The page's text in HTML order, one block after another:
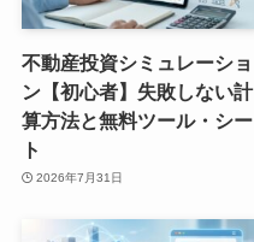
不動産投資シミュレーショ
ン【初心者】失敗しない計
算方法と無料ツール・シー
ト
2026年7月31日